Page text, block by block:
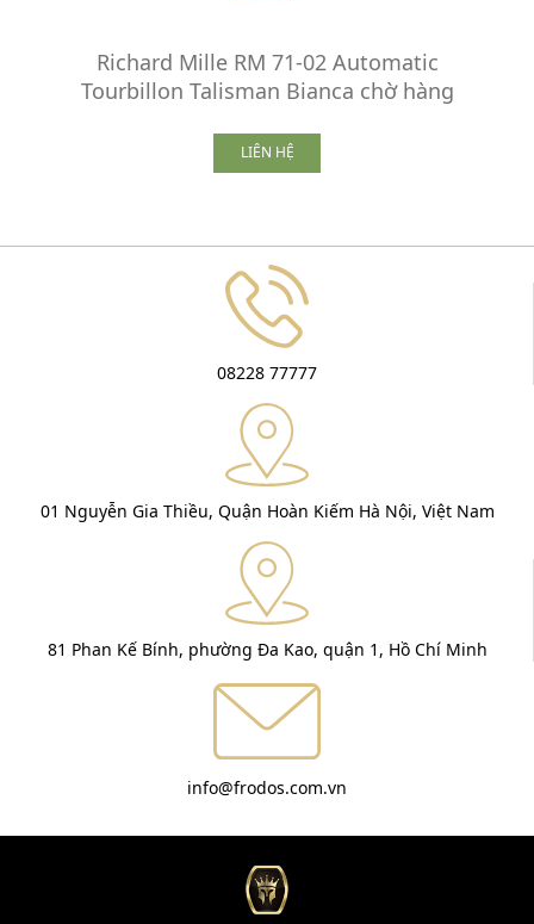
Richard Mille RM 71-02 Automatic
Tourbillon Talisman Bianca chờ hàng
LIÊN HỆ
08228 77777
01 Nguyễn Gia Thiều, Quận Hoàn Kiếm Hà Nội, Việt Nam
81 Phan Kế Bính, phường Đa Kao, quận 1, Hồ Chí Minh
info@frodos.com.vn